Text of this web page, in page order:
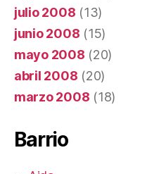
julio 2008 (13)
junio 2008 (15)
mayo 2008 (20)
abril 2008 (20)
marzo 2008 (18)
Barrio